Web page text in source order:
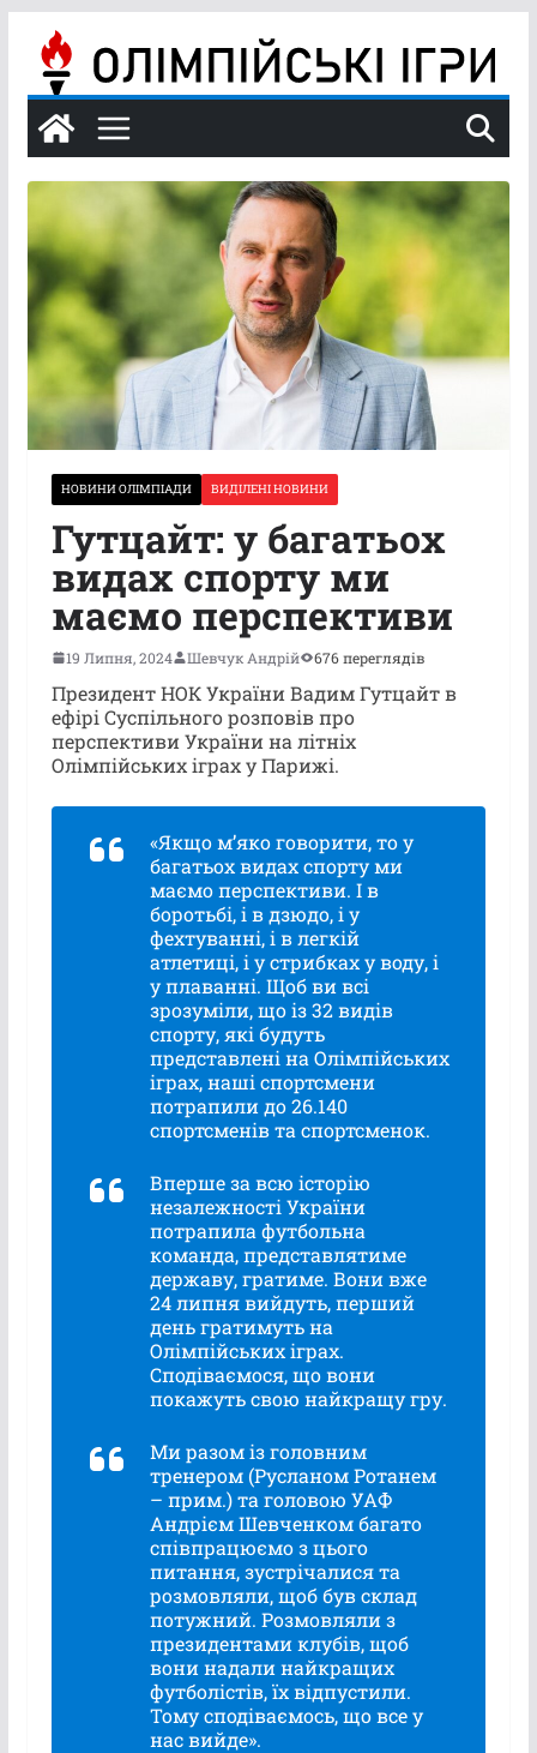
вмісту
НОВИНИ ОЛІМПІАДИ ВИДІЛЕНІ НОВИНИ
Гутцайт: у багатьох
видах спорту ми
маємо перспективи
19 Липня, 2024 Шевчук Андрій 676 переглядів
Президент НОК України Вадим Гутцайт в
ефірі Суспільного розповів про
перспективи України на літніх
Олімпійських іграх у Парижі.
«Якщо м’яко говорити, то у
багатьох видах спорту ми
маємо перспективи. І в
боротьбі, і в дзюдо, і у
фехтуванні, і в легкій
атлетиці, і у стрибках у воду, і
у плаванні. Щоб ви всі
зрозуміли, що із 32 видів
спорту, які будуть
представлені на Олімпійських
іграх, наші спортсмени
потрапили до 26.140
спортсменів та спортсменок.
Вперше за всю історію
незалежності України
потрапила футбольна
команда, представлятиме
державу, гратиме. Вони вже
24 липня вийдуть, перший
день гратимуть на
Олімпійських іграх.
Сподіваємося, що вони
покажуть свою найкращу гру.
Ми разом із головним
тренером (Русланом Ротанем
– прим.) та головою УАФ
Андрієм Шевченком багато
співпрацюємо з цього
питання, зустрічалися та
розмовляли, щоб був склад
потужний. Розмовляли з
президентами клубів, щоб
вони надали найкращих
футболістів, їх відпустили.
Тому сподіваємось, що все у
нас вийде».